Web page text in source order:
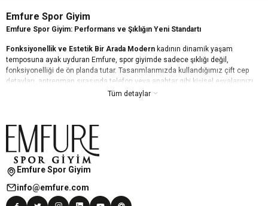
Emfure Spor Giyim
Emfure Spor Giyim: Performans ve Şıklığın Yeni Standartı
Fonksiyonellik ve Estetik Bir Arada Modern kadının dinamik yaşam
temposuna ayak uyduran Emfure, spor giyimde sadece şıklığı değil,
fonksiyonelliği de ön planda tutar. Tasarımlarımızda kullandığımız çift cep
detayları, antrenman sırasında telefon veya anahtar gibi kişisel eşyalarınızı
güvenle taşımanızı sağlarken, estetik çizgilerimizle günün her anında stilinizi
teknolojimiz, vücudunuzu bir ikinci ten gibi sararak maksimum hareket
özgürlüğü sunar. Nefes alabilen dokusu teri hızla dışarı atarken, özel
toparlayıcı (push-up) özelliğimiz daha fit ve formda bir görünüm elde etmenizi
destekler. Emfure ile kendinizi her zaman güçlü ve rahat hissedin.
Her Tarza Uygun Dinamik Koleksiyonlar Geniş
desen seçeneklerimizle, her zevke hitap eden bir Emfure modeli mutlaka
Tüm detaylar
Emfure Spor Giyim
info@emfure.com